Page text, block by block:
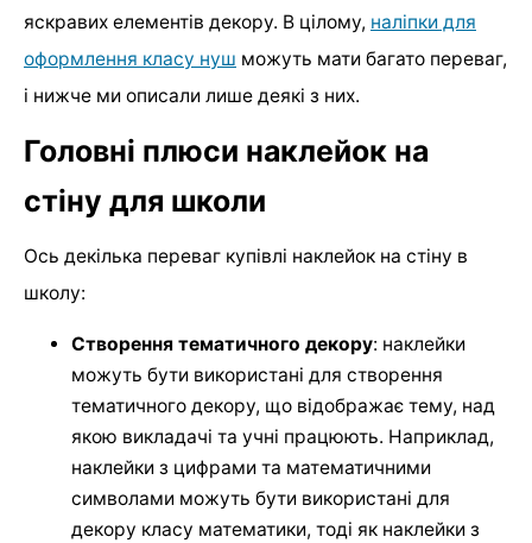
яскравих елементів декору. В цілому, наліпки для
оформлення класу нуш можуть мати багато переваг,
і нижче ми описали лише деякі з них.
Головні плюси наклейок на
стіну для школи
Ось декілька переваг купівлі наклейок на стіну в
школу:
Створення тематичного декору: наклейки
можуть бути використані для створення
тематичного декору, що відображає тему, над
якою викладачі та учні працюють. Наприклад,
наклейки з цифрами та математичними
символами можуть бути використані для
декору класу математики, тоді як наклейки з